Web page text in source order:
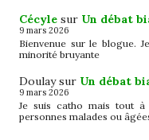
Cécyle sur Un débat
9 mars 2026
Bienvenue sur le blogue.
minorité bruyante
Doulaysur Un débat
9 mars 2026
Je suis catho mais tout
personnes malades ou